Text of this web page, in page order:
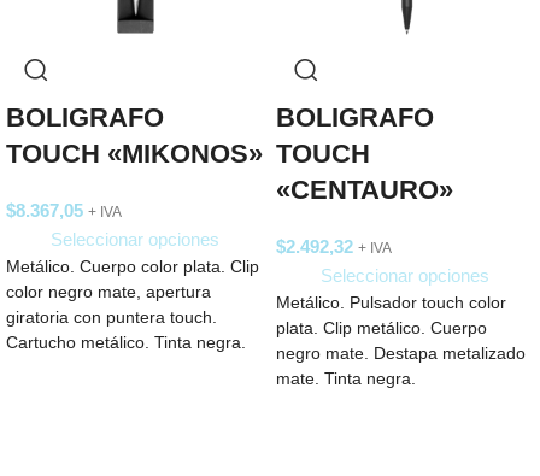
BOLIGRAFO
TOUCH «MIKONOS»
$8.367,05 + IVA
Seleccionar opciones
Metálico. Cuerpo color plata. Clip
color negro mate, apertura
giratoria con puntera touch.
Cartucho metálico. Tinta negra.
BOLIGRAFO
TOUCH
«CENTAURO»
$2.492,32 + IVA
Seleccionar opciones
Metálico. Pulsador touch color
plata. Clip metálico. Cuerpo
negro mate. Destapa metalizado
mate. Tinta negra.